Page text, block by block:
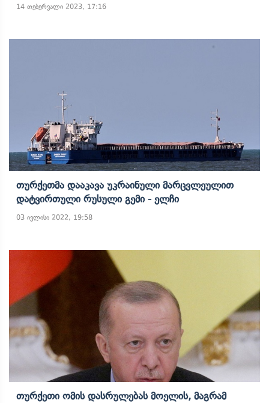
14 თებერვალი 2023, 17:16
Თურქეთმა Დააკავა Უკრაინული Მარცვლეულით
Დატვირთული Რუსული Გემი - Ელჩი
03 ივლისი 2022, 19:58
Თურქეთი Ომის Დასრულებას Მოელის, Მაგრამ